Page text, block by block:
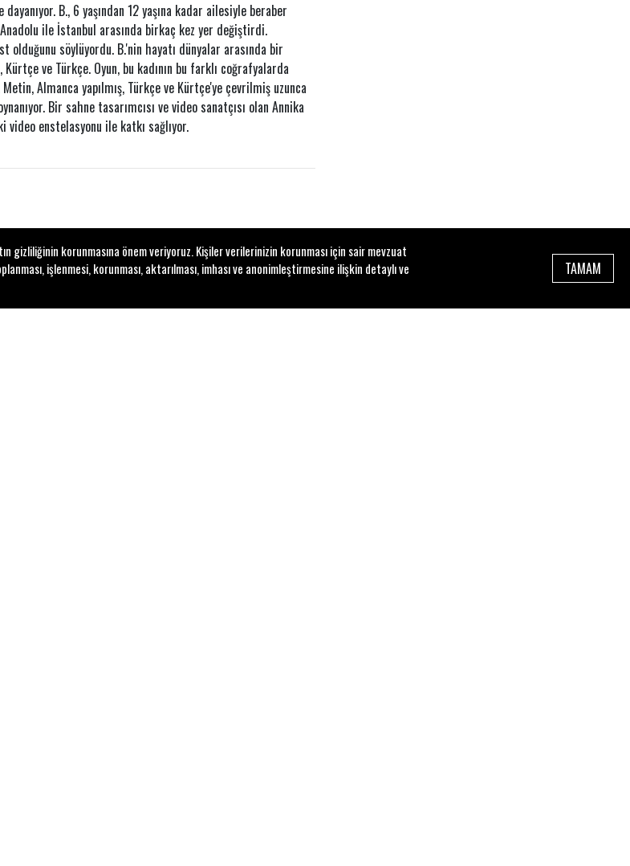
B., 6 yaşından 12 yaşına kadar ailesiyle beraber
ile İstanbul arasında birkaç kez yer değiştirdi.
söylüyordu. B.'nin hayatı dünyalar arasında bir
ve Türkçe. Oyun, bu kadının bu farklı coğrafyalarda
Almanca yapılmış, Türkçe ve Kürtçe'ye çevrilmiş uzunca
Bir sahne tasarımcısı ve video sanatçısı olan Annika
enstelasyonu ile katkı sağlıyor.
gizliliğinin korunmasına önem veriyoruz. Kişiler verilerinizin korunması için sair mevzuat
işlenmesi, korunması, aktarılması, imhası ve anonimleştirmesine ilişkin detaylı ve
TAMAM